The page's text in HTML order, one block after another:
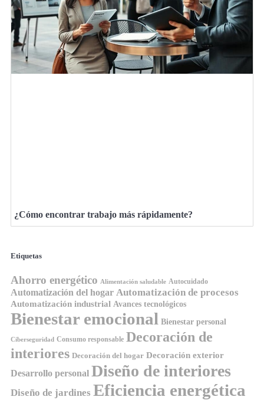
¿Cómo encontrar trabajo más rápidamente?
Etiquetas
Ahorro energético Alimentación saludable Autocuidado
Automatización del hogar Automatización de procesos
Automatización industrial Avances tecnológicos
Bienestar emocional Bienestar personal
Ciberseguridad Consumo responsable Decoración de
interiores Decoración del hogar Decoración exterior
Desarrollo personal Diseño de interiores
Diseño de jardines Eficiencia energética